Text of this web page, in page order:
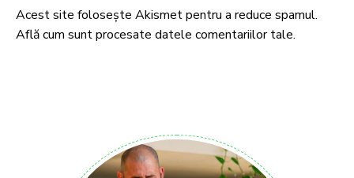
Acest site folosește Akismet pentru a reduce spamul.
Află cum sunt procesate datele comentariilor tale.